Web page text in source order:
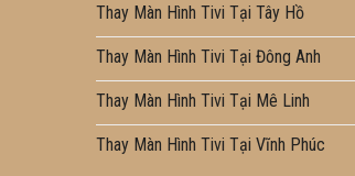
Thay Màn Hình Tivi Tại Tây Hồ
Thay Màn Hình Tivi Tại Đông Anh
Thay Màn Hình Tivi Tại Mê Linh
Thay Màn Hình Tivi Tại Vĩnh Phúc